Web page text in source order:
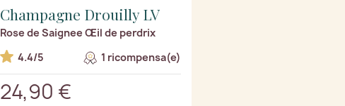
Champagne Drouilly LV
Rose de Saignee Œil de perdrix
4.4/5
1 ricompensa(e)
24,90 €